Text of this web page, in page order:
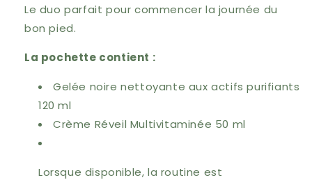
Le duo parfait pour commencer la journée du
bon pied.
La pochette contient :
Gelée noire nettoyante aux actifs purifiants
120 ml
Crème Réveil Multivitaminée 50 ml
Lorsque disponible, la routine est